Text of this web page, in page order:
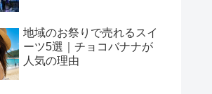
地域のお祭りで売れるスイ
ーツ5選｜チョコバナナが
人気の理由